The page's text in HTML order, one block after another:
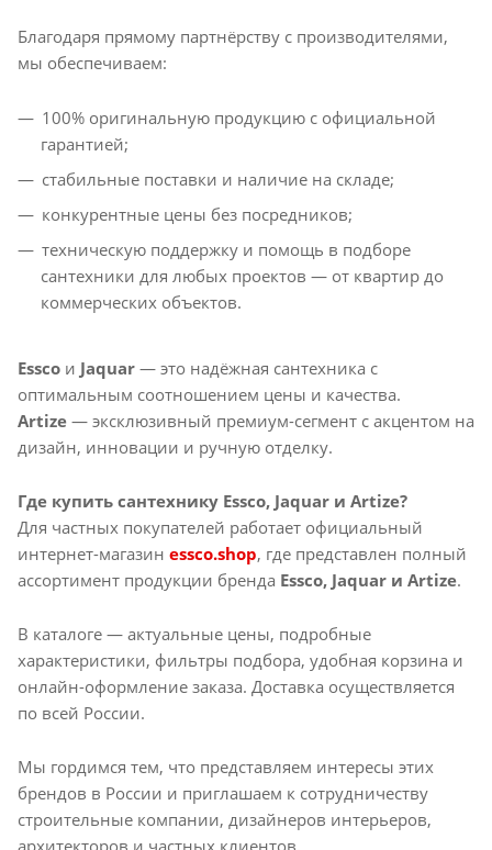
Благодаря прямому партнёрству с производителями,
мы обеспечиваем:
100% оригинальную продукцию с официальной
гарантией;
стабильные поставки и наличие на складе;
конкурентные цены без посредников;
техническую поддержку и помощь в подборе
сантехники для любых проектов — от квартир до
коммерческих объектов.
Essco и Jaquar — это надёжная сантехника с
оптимальным соотношением цены и качества.
Artize — эксклюзивный премиум-сегмент с акцентом на
дизайн, инновации и ручную отделку.
Где купить сантехнику Essco, Jaquar и Artize?
Для частных покупателей работает официальный
интернет-магазин essco.shop, где представлен полный
ассортимент продукции бренда Essco, Jaquar и Artize.
В каталоге — актуальные цены, подробные
характеристики, фильтры подбора, удобная корзина и
онлайн-оформление заказа. Доставка осуществляется
по всей России.
Мы гордимся тем, что представляем интересы этих
брендов в России и приглашаем к сотрудничеству
строительные компании, дизайнеров интерьеров,
архитекторов и частных клиентов.